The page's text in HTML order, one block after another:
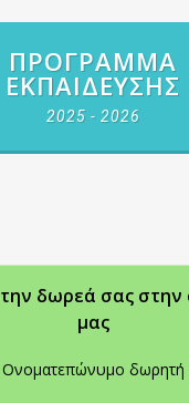
ΠΡΌΓΡΑΜΜΑ
ΕΚΠΑΊΔΕΥΣΗΣ
2025 - 2026
δωρεά σας στην
μας
Ονοματεπώνυμο δωρητή